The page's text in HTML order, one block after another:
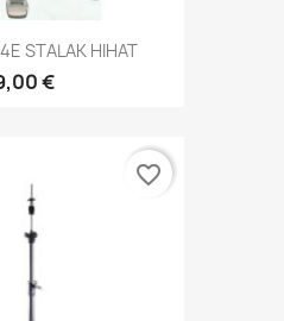
STALAK HIHAT
€
favorite_border